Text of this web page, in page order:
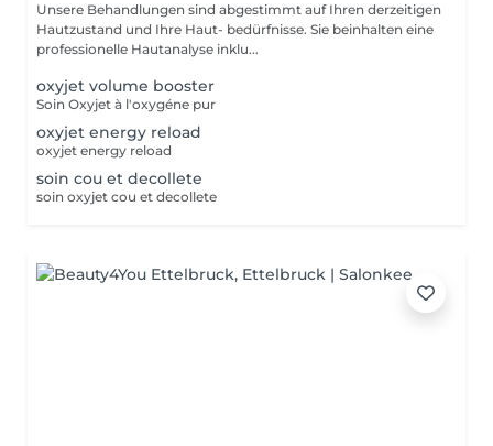
Unsere Behandlungen sind abgestimmt auf Ihren derzeitigen
Hautzustand und Ihre Haut- bedürfnisse. Sie beinhalten eine
professionelle Hautanalyse inklu...
oxyjet volume booster
Soin Oxyjet à l'oxygéne pur
oxyjet energy reload
oxyjet energy reload
soin cou et decollete
soin oxyjet cou et decollete